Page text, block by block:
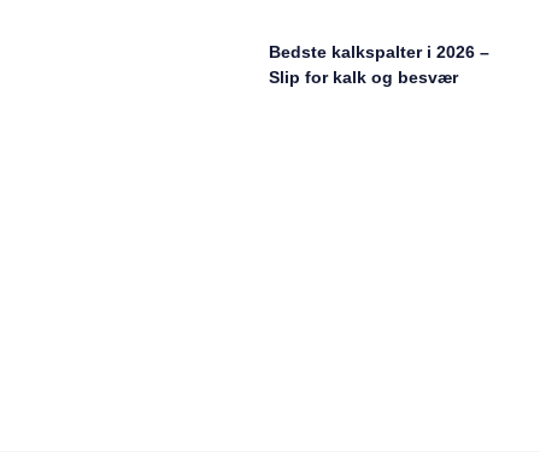
Bedste kalkspalter i 2026 –
Slip for kalk og besvær